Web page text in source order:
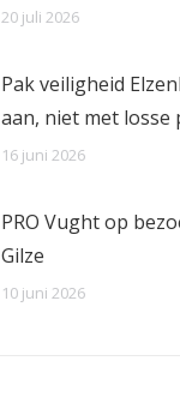
20 juli 2026
Pak veiligheid
aan, niet met losse
16 juni 2026
PRO Vught op
Gilze
10 juni 2026